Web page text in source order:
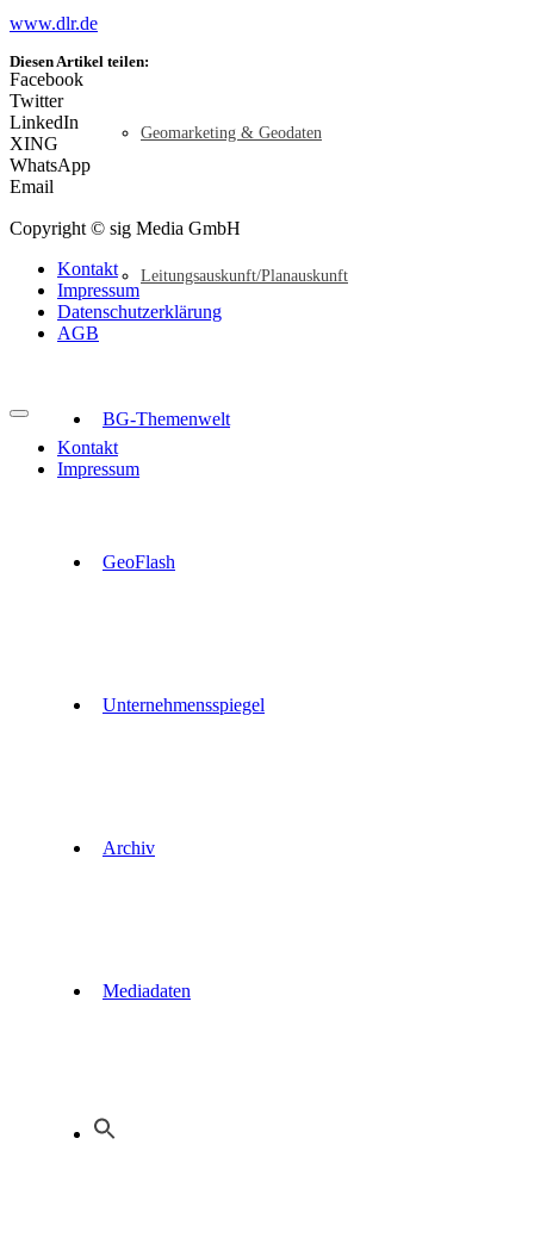
Geomarketing & Geodaten
Leitungsauskunft/Planauskunft
BG-Themenwelt
GeoFlash
Unternehmensspiegel
Archiv
Mediadaten
www.dlr.de
Diesen Artikel teilen:
Facebook
Twitter
LinkedIn
XING
WhatsApp
Email
Copyright © sig Media GmbH
Kontakt
Impressum
Datenschutzerklärung
AGB
Kontakt
Impressum